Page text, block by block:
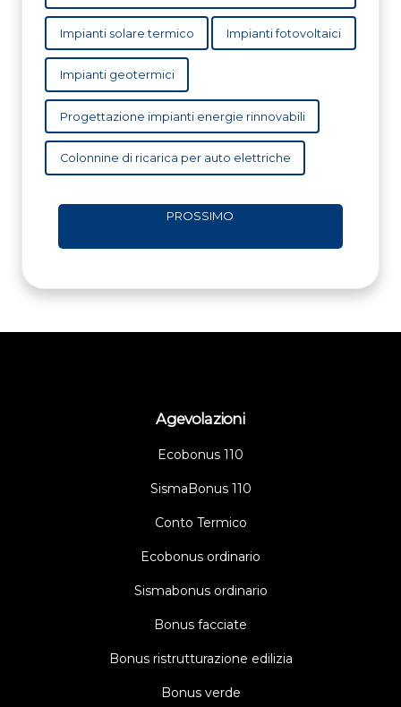
Impianti solare termico Impianti fotovoltaici
Impianti geotermici
Progettazione impianti energie rinnovabili
Colonnine di ricarica per auto elettriche
PROSSIMO
Agevolazioni
Ecobonus 110
SismaBonus 110
Conto Termico
Ecobonus ordinario
Sismabonus ordinario
Bonus facciate
Bonus ristrutturazione edilizia
Bonus verde